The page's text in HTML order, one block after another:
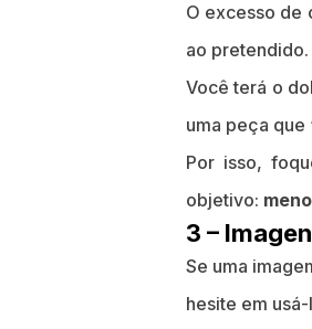
O excesso de
ao pretendido.
Você terá o
uma peça que
Por isso,
objetivo:
3 –
Se uma
hesite em usá-